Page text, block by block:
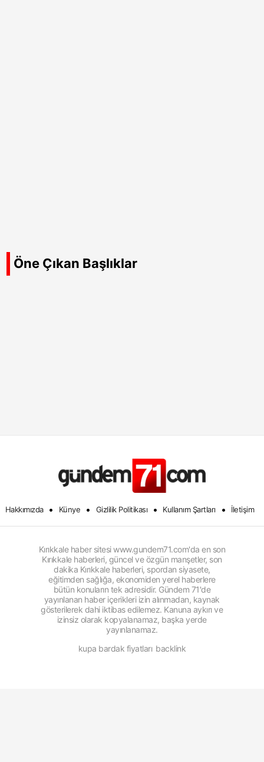
Öne Çıkan Başlıklar
Hakkımızda • Künye • Gizlilik Politikası • Kullanım Şartları • İletişim
Kırıkkale haber sitesi www.gundem71.com'da en son
Kırıkkale haberleri, güncel ve özgün manşetler, son
dakika Kırıkkale haberleri, spordan siyasete,
eğitimden sağlığa, ekonomiden yerel haberlere
bütün konuların tek adresidir. Gündem 71'de
yayınlanan haber içerikleri izin alınmadan, kaynak
gösterilerek dahi iktibas edilemez. Kanuna aykırı ve
izinsiz olarak kopyalanamaz, başka yerde
yayınlanamaz.
kupa bardak fiyatları backlink